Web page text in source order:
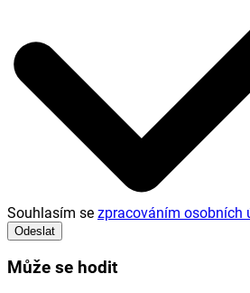
Souhlasím se zpracováním osobních
Odeslat
Může se hodit